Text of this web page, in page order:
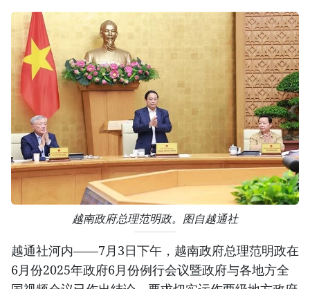
越南政府总理范明政。图自越通社
越通社河内——7月3日下午，越南政府总理范明政在
6月份2025年政府6月份例行会议暨政府与各地方全